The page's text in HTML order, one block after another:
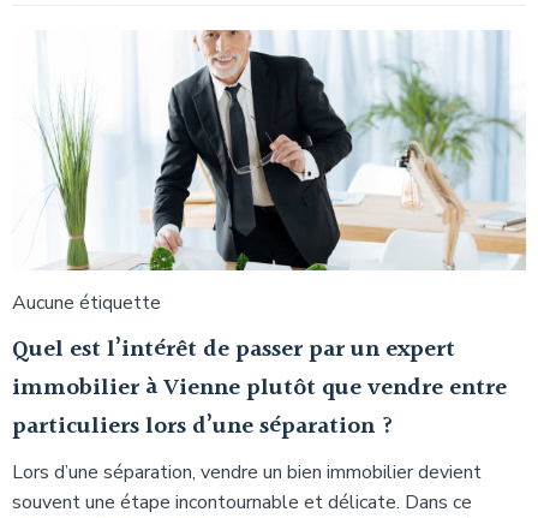
Aucune étiquette
Quel est l’intérêt de passer par un expert
immobilier à Vienne plutôt que vendre entre
particuliers lors d’une séparation ?
Lors d’une séparation, vendre un bien immobilier devient
souvent une étape incontournable et délicate. Dans ce